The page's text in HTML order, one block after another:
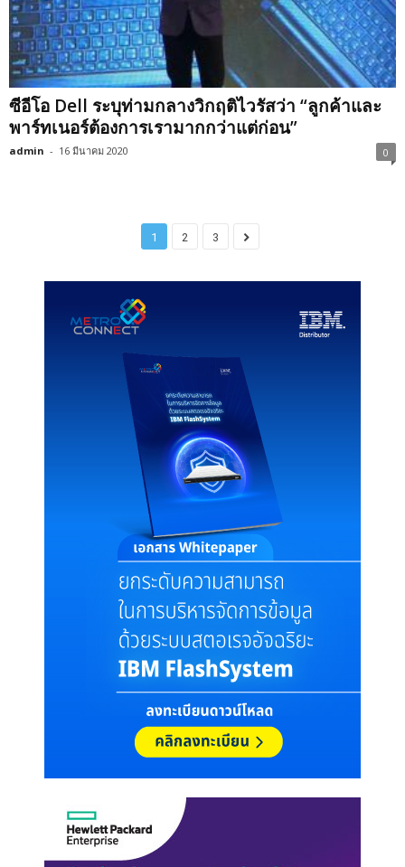
ซีอีโอ Dell ระบุท่ามกลางวิกฤติไวรัสว่า “ลูกค้าและ
พาร์ทเนอร์ต้องการเรามากกว่าแต่ก่อน”
admin - 16 มีนาคม 2020 0
1 2 3